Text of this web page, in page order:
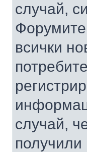
случай,
Форумите
всички
случай,
получили